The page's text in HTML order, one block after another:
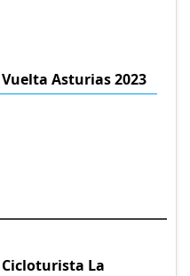
Vuelta Asturias 2023
Cicloturista La